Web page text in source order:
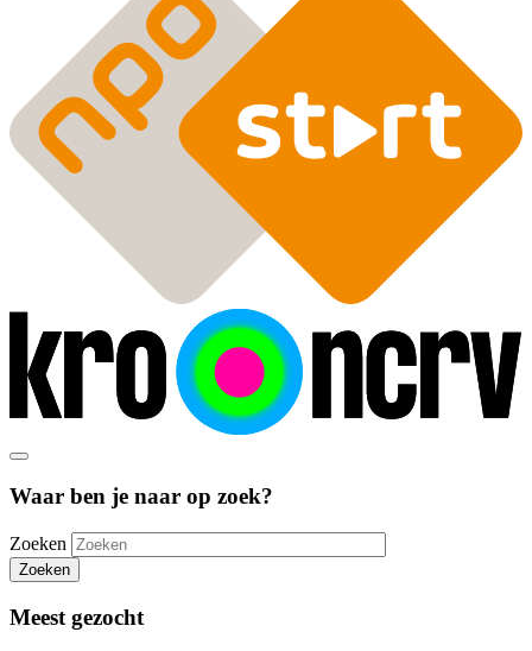
Waar ben je naar op zoek?
Zoeken
Zoeken
Meest gezocht